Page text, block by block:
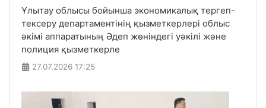
Ұлытау облысы бойынша экономикалық тергеп-
тексеру департаментінің қызметкерлері облыс
әкімі аппаратының Әдеп жөніндегі уәкілі және
полиция қызметкерле
27.07.2026 17:25